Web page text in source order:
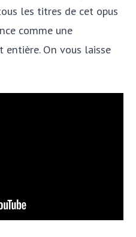
les titres de cet opus
comme une
entière. On vous laisse